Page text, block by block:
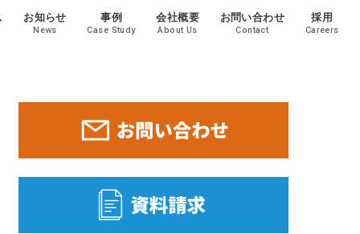
お知らせ
News
事例
Case Study
会社概要
About Us
お問い合わせ
Contact
採用
Careers